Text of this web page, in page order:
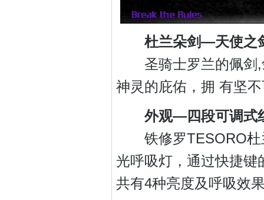
杜兰朵剑—天使之
圣骑士罗兰的佩剑,
神灵的庇佑，拥 有坚
外观—四段可调式
铁修罗TESORO杜
光呼吸灯，通过快捷键
共有4种亮度及呼吸效